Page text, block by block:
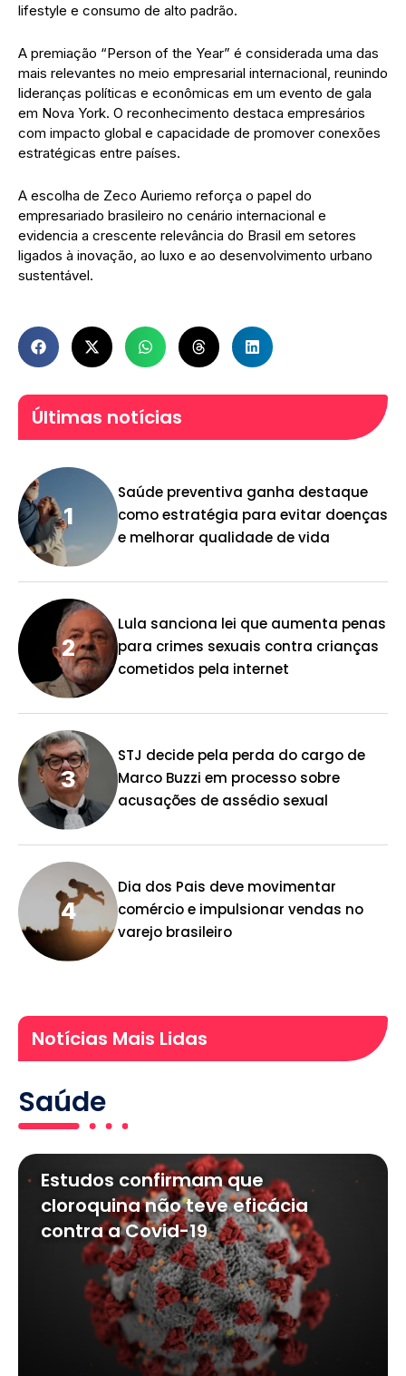
lifestyle e consumo de alto padrão.
A premiação “Person of the Year” é considerada uma das
mais relevantes no meio empresarial internacional, reunindo
lideranças políticas e econômicas em um evento de gala
em Nova York. O reconhecimento destaca empresários
com impacto global e capacidade de promover conexões
estratégicas entre países.
A escolha de Zeco Auriemo reforça o papel do
empresariado brasileiro no cenário internacional e
evidencia a crescente relevância do Brasil em setores
ligados à inovação, ao luxo e ao desenvolvimento urbano
sustentável.
Últimas notícias
Saúde preventiva ganha destaque
como estratégia para evitar doenças
e melhorar qualidade de vida
Lula sanciona lei que aumenta penas
para crimes sexuais contra crianças
cometidos pela internet
STJ decide pela perda do cargo de
Marco Buzzi em processo sobre
acusações de assédio sexual
Dia dos Pais deve movimentar
comércio e impulsionar vendas no
varejo brasileiro
Notícias Mais Lidas
Saúde
Estudos confirmam que
cloroquina não teve eficácia
contra a Covid-19